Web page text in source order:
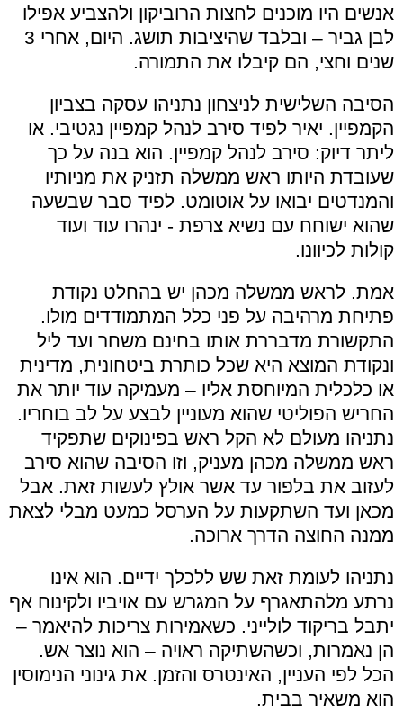
אנשים היו מוכנים לחצות הרוביקון ולהצביע אפילו
לבן גביר – ובלבד שהיציבות תושג. היום, אחרי 3
שנים וחצי, הם קיבלו את התמורה.
הסיבה השלישית לניצחון נתניהו עסקה בצביון
הקמפיין. יאיר לפיד סירב לנהל קמפיין נגטיבי. או
ליתר דיוק: סירב לנהל קמפיין. הוא בנה על כך
שעובדת היותו ראש ממשלה תזניק את מניותיו
והמנדטים יבואו על אוטומט. לפיד סבר שבשעה
שהוא ישוחח עם נשיא צרפת - ינהרו עוד ועוד
קולות לכיוונו.
אמת. לראש ממשלה מכהן יש בהחלט נקודת
פתיחת מרהיבה על פני כלל המתמודדים מולו.
התקשורת מדבררת אותו בחינם משחר ועד ליל
ונקודת המוצא היא שכל כותרת ביטחונית, מדינית
או כלכלית המיוחסת אליו – מעמיקה עוד יותר את
החריש הפוליטי שהוא מעוניין לבצע על לב בוחריו.
נתניהו מעולם לא הקל ראש בפינוקים שתפקיד
ראש ממשלה מכהן מעניק, וזו הסיבה שהוא סירב
לעזוב את בלפור עד אשר אולץ לעשות זאת. אבל
מכאן ועד השתקעות על הערסל כמעט מבלי לצאת
ממנה החוצה הדרך ארוכה.
נתניהו לעומת זאת שש ללכלך ידיים. הוא אינו
נרתע מלהתאגרף על המגרש עם אויביו ולקינוח אף
יתבל בריקוד לולייני. כשאמירות צריכות להיאמר –
הן נאמרות, וכשהשתיקה ראויה – הוא נוצר אש.
הכל לפי העניין, האינטרס והזמן. את גינוני הנימוסין
הוא משאיר בבית.